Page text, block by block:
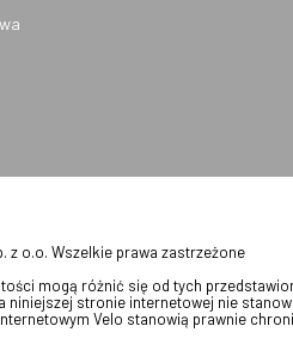
z o.o. Wszelkie prawa zastrzeżone
mogą różnić się od tych
niniejszej stronie internetowej nie
Velo stanowią prawnie